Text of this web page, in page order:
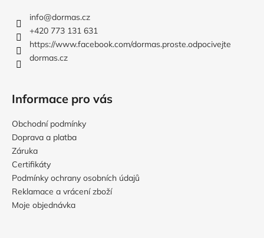
info@dormas.cz
+420 773 131 631
https://www.facebook.com/dormas.proste.odpocivejte
dormas.cz
Informace pro vás
Obchodní podmínky
Doprava a platba
Záruka
Certifikáty
Podmínky ochrany osobních údajů
Reklamace a vrácení zboží
Moje objednávka